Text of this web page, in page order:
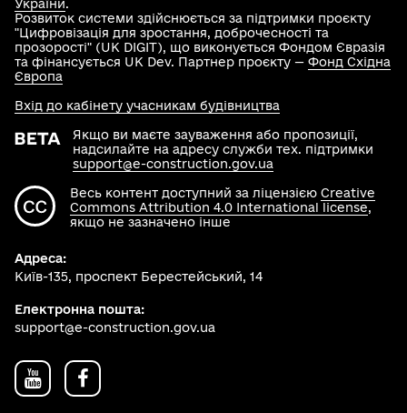
України.
Розвиток системи здійснюється за підтримки проєкту
"Цифровізація для зростання, доброчесності та
прозорості" (UK DIGIT), що виконується Фондом Євразія
та фінансується UK Dev. Партнер проєкту — Фонд Східна
Європа
Якщо ви маєте зауваження або пропозиції,
надсилайте на адресу служби тех. підтримки
support@e-construction.gov.ua
Весь контент доступний за ліцензією Creative
Commons Attribution 4.0 International license,
якщо не зазначено інше
Вхід до кабінету учасникам будівництва
Адреса:
Київ-135, проспект Берестейський, 14
Електронна пошта:
support@e-construction.gov.ua